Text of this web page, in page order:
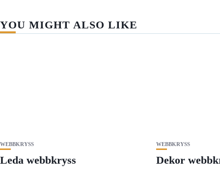
YOU MIGHT ALSO LIKE
WEBBKRYSS
Leda webbkryss
WEBBKRYSS
Dekor